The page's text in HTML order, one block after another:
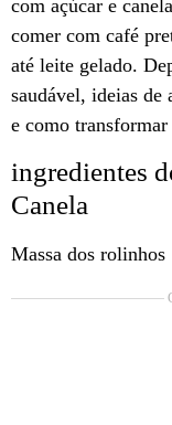
com açúcar e
comer com café
até leite gelado.
saudável, ideias de
e como transformar
ingredientes
Canela
Massa dos rolinhos